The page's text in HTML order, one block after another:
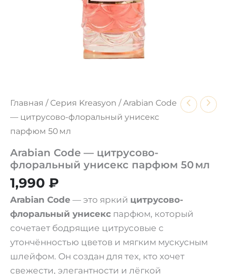
Главная / Серия Kreasyon / Arabian Code
— цитрусово-флоральный унисекс
парфюм 50 мл
Arabian Code — цитрусово-
флоральный унисекс парфюм 50 мл
1,990 ₽
Arabian Code — это яркий цитрусово-
флоральный унисекс парфюм, который
сочетает бодрящие цитрусовые с
утончённостью цветов и мягким мускусным
шлейфом. Он создан для тех, кто хочет
свежести, элегантности и лёгкой